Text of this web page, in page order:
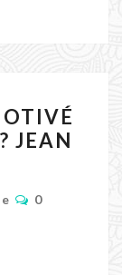
JEAN
0